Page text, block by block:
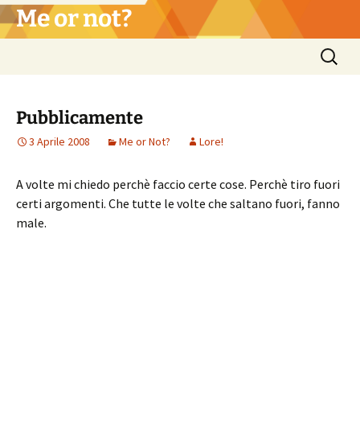
Vai
al Me or not?
Ricerca
per:
Pubblicamente
3 Aprile 2008 Me or Not? Lore!
A volte mi chiedo perchè faccio certe cose. Perchè tiro fuori
certi argomenti. Che tutte le volte che saltano fuori, fanno
male.